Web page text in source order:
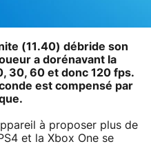
(11.40) débride son
a dorénavant la
30, 60 et donc 120 fps.
est compensé par
à proposer plus de
et la Xbox One se